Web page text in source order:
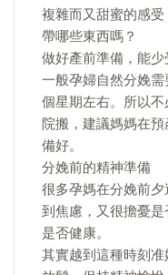
複雜而又甜蜜的感
帶哪些東西嗎？
做好產前準備，能
一般孕婦自然分娩
個星期左右。所以
院搬，建議媽媽在
備好。
分娩前的精神準備
很多孕媽在分娩前
到焦慮，又很擔憂
是否健康。
其實越到這種時刻